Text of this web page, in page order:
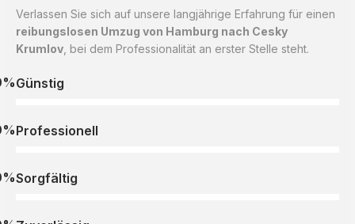
Verlassen Sie sich auf unsere langjährige Erfahrung für einen
reibungslosen Umzug von Hamburg nach Cesky
Krumlov , bei dem Professionalität an erster Stelle steht.
Günstig
Professionell
Sorgfältig